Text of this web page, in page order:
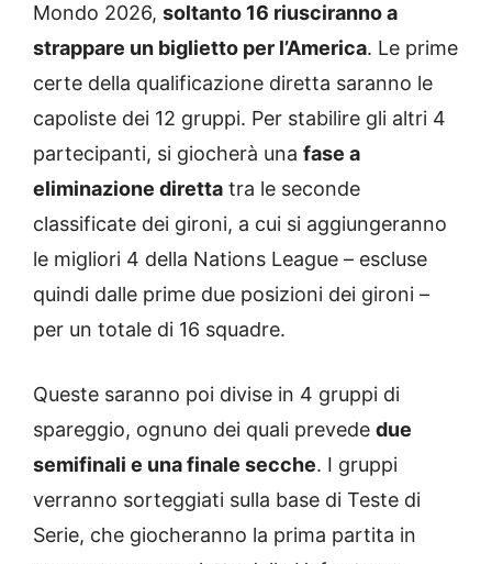
Mondo 2026, soltanto 16 riusciranno a
strappare un biglietto per l’America. Le prime
certe della qualificazione diretta saranno le
capoliste dei 12 gruppi. Per stabilire gli altri 4
partecipanti, si giocherà una fase a
eliminazione diretta tra le seconde
classificate dei gironi, a cui si aggiungeranno
le migliori 4 della Nations League – escluse
quindi dalle prime due posizioni dei gironi –
per un totale di 16 squadre.
Queste saranno poi divise in 4 gruppi di
spareggio, ognuno dei quali prevede due
semifinali e una finale secche. I gruppi
verranno sorteggiati sulla base di Teste di
Serie, che giocheranno la prima partita in